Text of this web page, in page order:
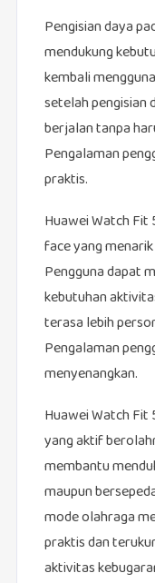
Pengisian daya
mendukung
kembali
setelah pengisian
berjalan tanpa
Pengalaman
praktis.
Huawei Watch
face yang
Pengguna dapat
kebutuhan
terasa lebih
Pengalaman
menyenangkan.
Huawei Watch Fit
yang aktif
membantu
maupun
mode olahraga
praktis dan
aktivitas